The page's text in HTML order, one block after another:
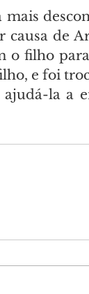
de
o filho
e foi
la a